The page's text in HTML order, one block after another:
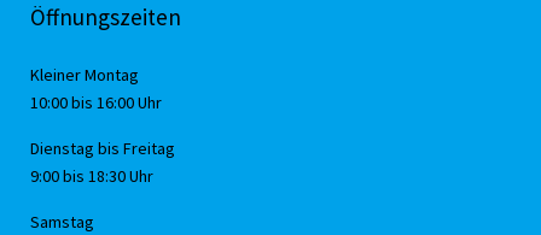
Öffnungszeiten
Kleiner Montag
10:00 bis 16:00 Uhr
Dienstag bis Freitag
9:00 bis 18:30 Uhr
Samstag